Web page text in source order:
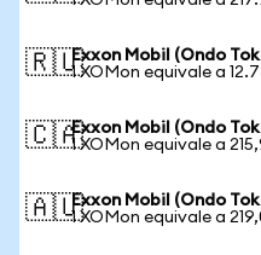
🇷🇺Exxon Mobil (Ondo
1 XOMon equivale a
🇨🇦Exxon Mobil (Ondo
1 XOMon equivale a
🇦🇺Exxon Mobil (Ondo
1 XOMon equivale a